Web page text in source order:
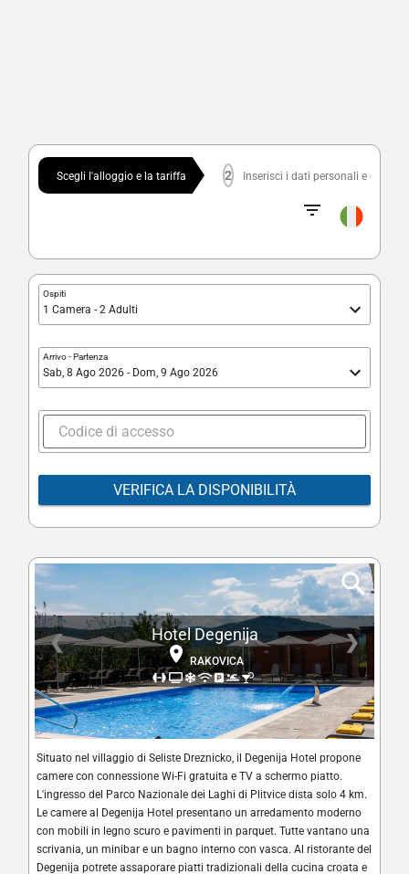
Scegli l'alloggio e la tariffa 2 Inserisci i dati personali e
Ospiti
1 Camera - 2 Adulti
Arrivo-Partenza
Sab, 8 Ago 2026 - Dom, 9 Ago 2026
VERIFICA LA DISPONIBILITÀ
❮ ❯
Hotel Degenija
RAKOVICA
Situato nel villaggio di Seliste Dreznicko, il Degenija Hotel propone
camere con connessione Wi-Fi gratuita e TV a schermo piatto.
L'ingresso del Parco Nazionale dei Laghi di Plitvice dista solo 4 km.
Le camere al Degenija Hotel presentano un arredamento moderno
con mobili in legno scuro e pavimenti in parquet. Tutte vantano una
scrivania, un minibar e un bagno interno con vasca. Al ristorante del
Degenija potrete assaporare piatti tradizionali della cucina croata e